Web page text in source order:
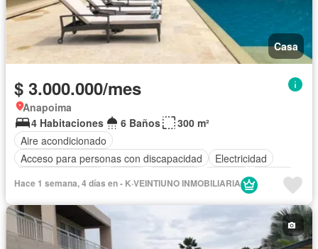
Casa
$ 3.000.000/mes
Anapoima
4 Habitaciones
6 Baños
300 m²
Aire acondicionado
Acceso para personas con discapacidad
Electricidad
Internet
Jacuzzi
Hace 1 semana, 4 días en - K·VEINTIUNO INMOBILIARIA